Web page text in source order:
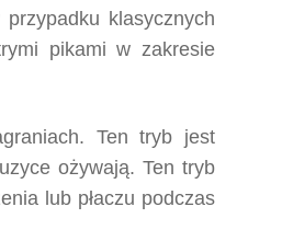
klasycznych
pikami w zakresie
Ten tryb jest
ożywają. Ten tryb
lub płaczu podczas